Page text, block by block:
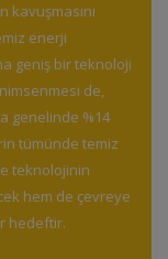
kavuşmasını
enerji
geniş bir teknoloji
de,
genelinde %14
tümünde temiz
teknolojinin
hem de çevreye
hedeftir.